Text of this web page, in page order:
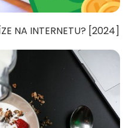
NA INTERNETU? [2024]